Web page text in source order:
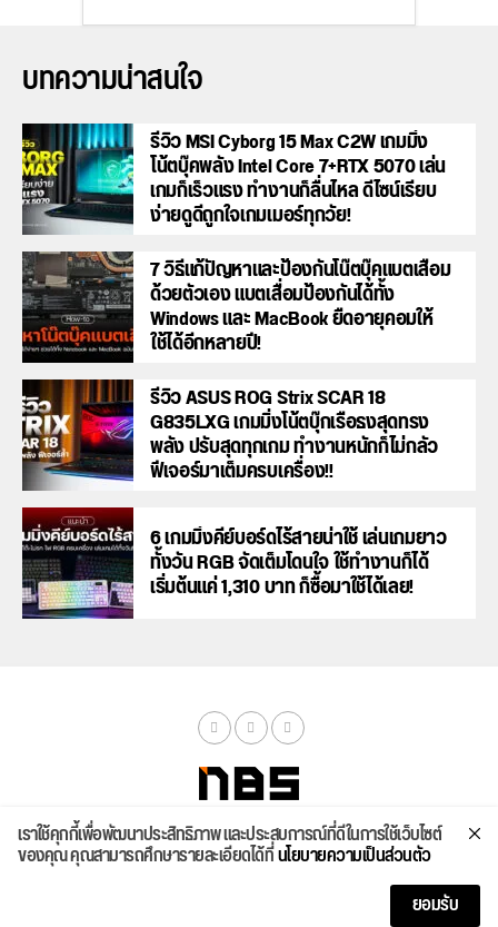
บทความน่าสนใจ
รีวิว MSI Cyborg 15 Max C2W เกมมิ่ง
โน้ตบุ๊คพลัง Intel Core 7+RTX 5070 เล่น
เกมก็เร็วแรง ทำงานก็ลื่นไหล ดีไซน์เรียบ
ง่ายดูดีถูกใจเกมเมอร์ทุกวัย!
7 วิธีแก้ปัญหาและป้องกันโน๊ตบุ๊คแบตเสื่อม
ด้วยตัวเอง แบตเสื่อมป้องกันได้ทั้ง
Windows และ MacBook ยืดอายุคอมให้
ใช้ได้อีกหลายปี!
รีวิว ASUS ROG Strix SCAR 18
G835LXG เกมมิ่งโน้ตบุ๊กเรือธงสุดทรง
พลัง ปรับสุดทุกเกม ทำงานหนักก็ไม่กลัว
ฟีเจอร์มาเต็มครบเครื่อง!!
6 เกมมิ่งคีย์บอร์ดไร้สายน่าใช้ เล่นเกมยาว
ทั้งวัน RGB จัดเต็มโดนใจ ใช้ทำงานก็ได้
เริ่มต้นแค่ 1,310 บาท ก็ซื้อมาใช้ได้เลย!
จัดสเปค ค้นหา บทความ รีวิวล่าสุด บทความยอดนิยม ติดต่อเรา
เราใช้คุกกี้เพื่อพัฒนาประสิทธิภาพ และประสบการณ์ที่ดีในการใช้เว็บไซต์
ของคุณ คุณสามารถศึกษารายละเอียดได้ที่นโยบายความเป็นส่วนตัว
ยอมรับ